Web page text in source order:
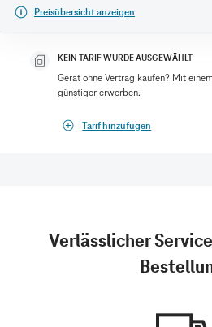
Preisübersicht anzeigen
KEIN TARIF WURDE AUSGEWÄHLT
Gerät ohne Vertrag kaufen? Mit
günstiger erwerben.
Tarif hinzufügen